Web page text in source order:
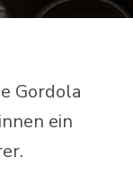
Gordola
ein